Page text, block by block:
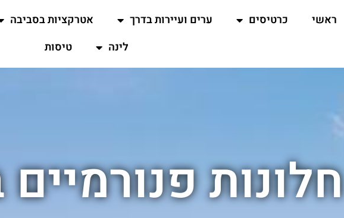
ראשי כרטיסים ערים ועיירות בדרך אטרקציות בסביבה
לינה
טיסות
חלונות